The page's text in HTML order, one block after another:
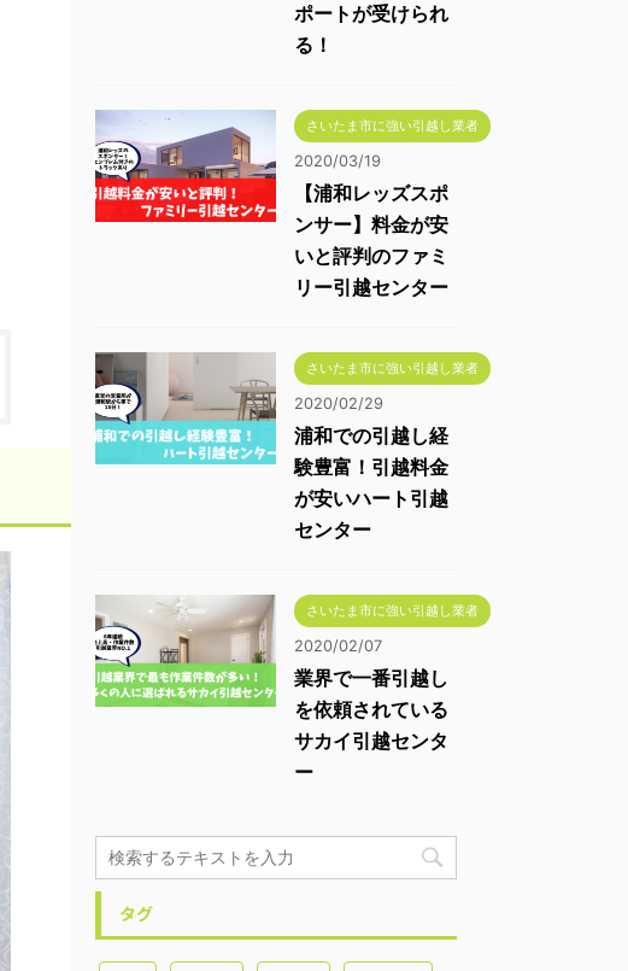
ポートが受けられ
る！
さいたま市に強い引越し業者
2020/03/19
【浦和レッズスポ
ンサー】料金が安
いと評判のファミ
リー引越センター
さいたま市に強い引越し業者
2020/02/29
浦和での引越し経
験豊富！引越料金
が安いハート引越
センター
さいたま市に強い引越し業者
2020/02/07
業界で一番引越し
を依頼されている
サカイ引越センタ
ー
タグ